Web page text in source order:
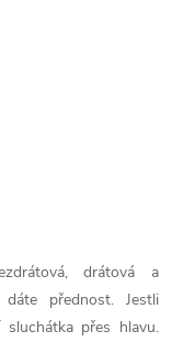
drátová a
přednost. Jestli
přes hlavu.